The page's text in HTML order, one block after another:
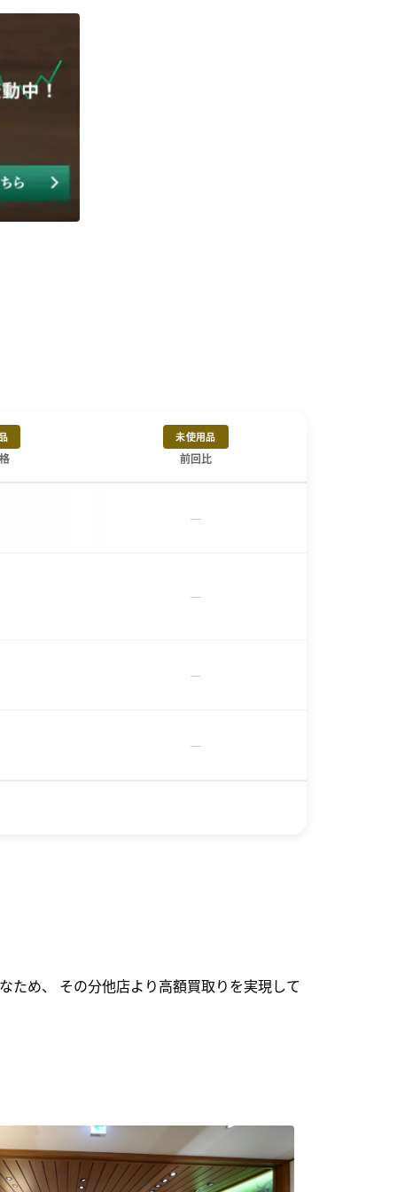
未使用品
前回比
－
－
－
－
ため、 その分他店より高額買取りを実現して